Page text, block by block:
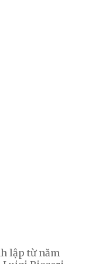
lập từ năm